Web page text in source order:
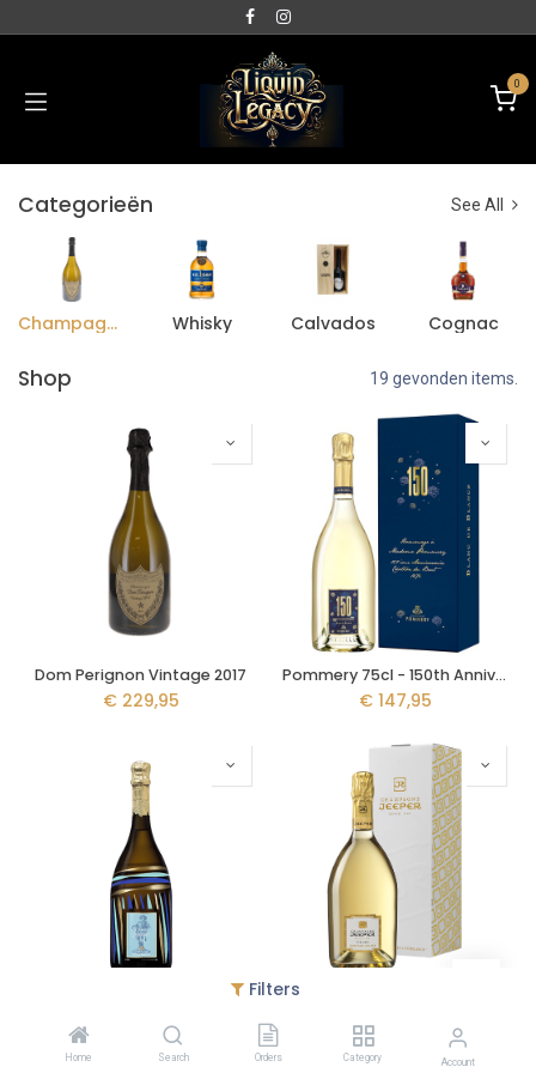
Filters
Home Search Orders Category Account
0
Categorieën See All
Champagne Whisky Calvados Cognac
Shop 19 gevonden items.
Dom Perignon Vintage 2017
€ 229,95
Pommery 75cl - 150th Anniversaire
€ 147,95
Pommery Louise Brut 75cl - Millésimé 2006
135,95 €